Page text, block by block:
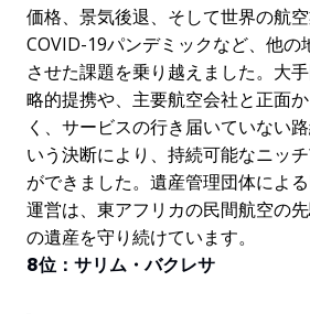
価格、景気後退、そして世界の航
COVID-19パンデミックなど、他の
させた課題を乗り越えました。大
略的提携や、主要航空会社と正面
く、サービスの行き届いていない
いう決断により、持続可能なニッ
ができました。遺産管理団体によ
運営は、東アフリカの民間航空の
の遺産を守り続けています。
8位：サリム・バクレサ